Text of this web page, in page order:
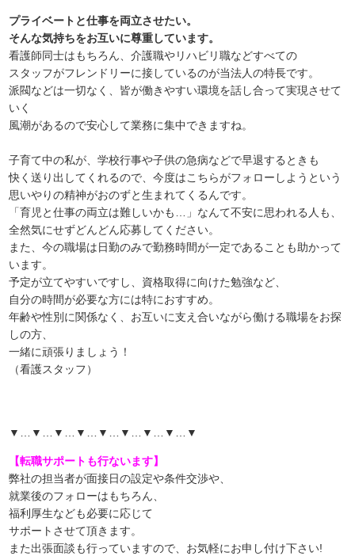
プライベートと仕事を両立させたい。
そんな気持ちをお互いに尊重しています。
看護師同士はもちろん、介護職やリハビリ職などすべての
スタッフがフレンドリーに接しているのが当法人の特長です。
派閥などは一切なく、皆が働きやすい環境を話し合って実現させて
いく
風潮があるので安心して業務に集中できますね。
子育て中の私が、学校行事や子供の急病などで早退するときも
快く送り出してくれるので、今度はこちらがフォローしようという
思いやりの精神がおのずと生まれてくるんです。
「育児と仕事の両立は難しいかも…」なんて不安に思われる人も、
全然気にせずどんどん応募してください。
また、今の職場は日勤のみで勤務時間が一定であることも助かって
います。
予定が立てやすいですし、資格取得に向けた勉強など、
自分の時間が必要な方には特におすすめ。
年齢や性別に関係なく、お互いに支え合いながら働ける職場をお探
しの方、
一緒に頑張りましょう！
（看護スタッフ）
▼…▼…▼…▼…▼…▼…▼…▼…▼
【転職サポートも行ないます】
弊社の担当者が面接日の設定や条件交渉や、
就業後のフォローはもちろん、
福利厚生なども必要に応じて
サポートさせて頂きます。
また出張面談も行っていますので、 お気軽にお申し付け下さい!